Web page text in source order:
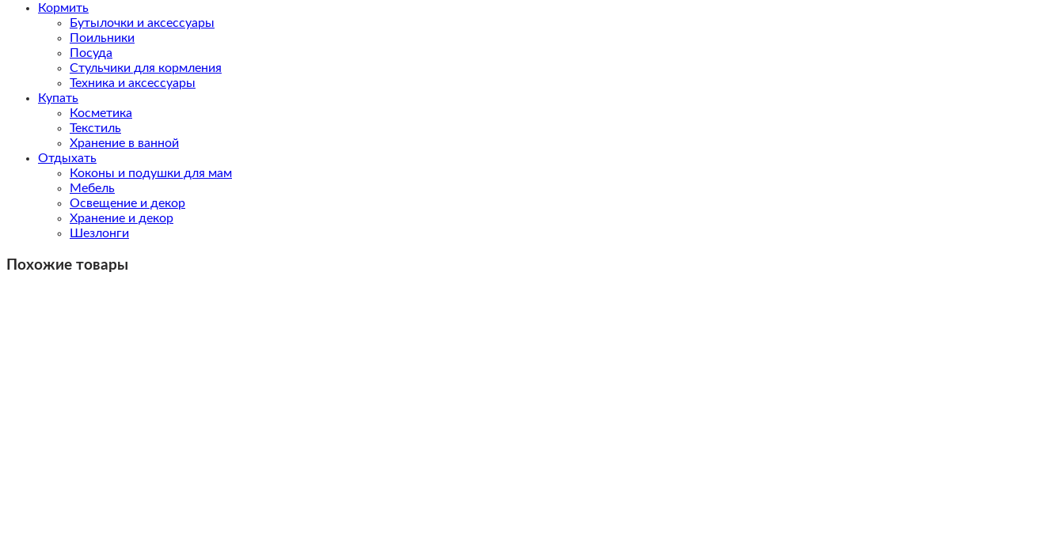
Кормить
Бутылочки и аксессуары
Поильники
Посуда
Стульчики для кормления
Техника и аксессуары
Купать
Косметика
Текстиль
Хранение в ванной
Отдыхать
Коконы и подушки для мам
Мебель
Освещение и декор
Хранение и декор
Шезлонги
Похожие товары